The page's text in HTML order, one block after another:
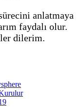
anlatmaya
faydalı olur.
dilerim.